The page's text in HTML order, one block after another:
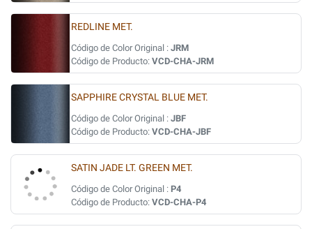
REDLINE MET.
Código de Color Original : JRM
Código de Producto: VCD-CHA-JRM
SAPPHIRE CRYSTAL BLUE MET.
Código de Color Original : JBF
Código de Producto: VCD-CHA-JBF
SATIN JADE LT. GREEN MET.
Código de Color Original : P4
Código de Producto: VCD-CHA-P4